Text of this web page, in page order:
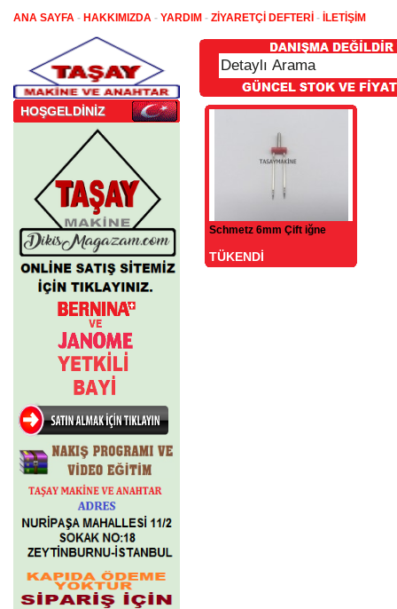
ANA SAYFA - HAKKIMIZDA - YARDIM - ZİYARETÇİ DEFTERİ - İLETİŞİM
HOŞGELDİNİZ
Schmetz 6mm Çift iğne
TÜKENDİ